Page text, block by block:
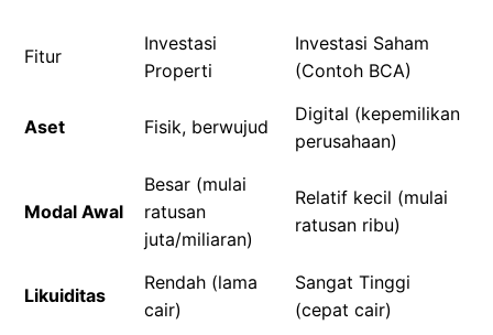
Fitur
Investasi
Properti
Investasi Saham
(Contoh BCA)
Aset Fisik, berwujud
Digital (kepemilikan
perusahaan)
Modal Awal
Besar (mulai
ratusan
juta/miliaran)
Relatif kecil (mulai
ratusan ribu)
Likuiditas
Rendah (lama
cair)
Sangat Tinggi
(cepat cair)